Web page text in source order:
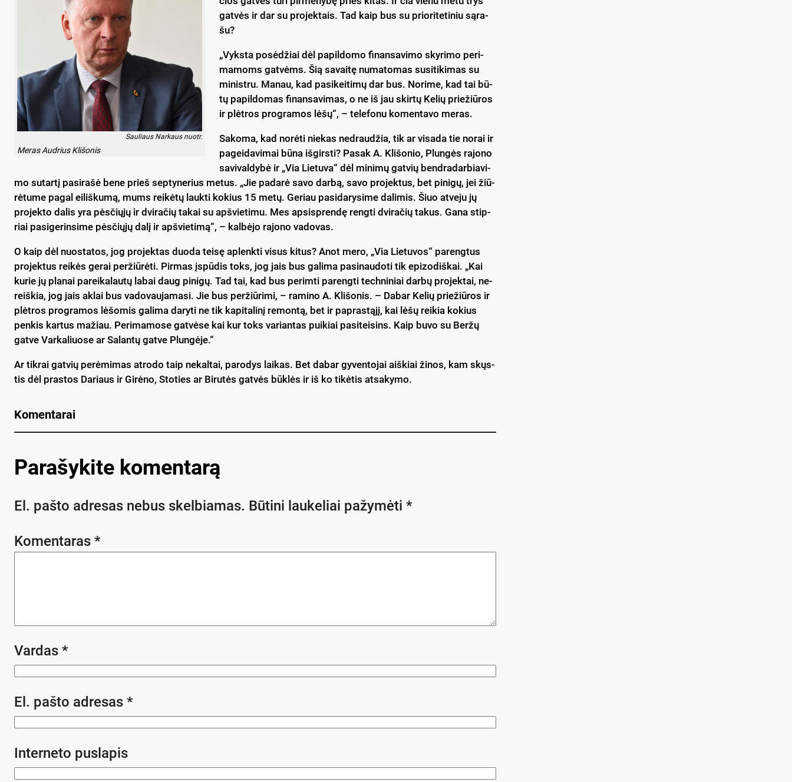
Sauliaus Narkaus nuotr.
Meras Audrius Klišonis
gat­vės ir dar su pro­jek­tais. Tad kaip bus su prio­ri­te­ti­niu są­ra­
šu?
„Vyks­ta po­sė­džiai dėl pa­pil­do­mo fi­nan­sa­vi­mo sky­ri­mo pe­ri­
ma­moms gat­vėms. Šią sa­vai­tę nu­ma­to­mas su­si­ti­ki­mas su
mi­nist­ru. Ma­nau, kad pa­si­kei­ti­mų dar bus. No­ri­me, kad tai bū­
tų pa­pil­do­mas fi­nan­sa­vi­mas, o ne iš jau skir­tų Ke­lių prie­žiū­ros
ir plėt­ros pro­gra­mos lė­šų“, – te­le­fo­nu ko­men­ta­vo me­ras.
Sa­ko­ma, kad no­rė­ti nie­kas ne­drau­džia, tik ar vi­sa­da tie no­rai ir
pa­gei­da­vi­mai bū­na iš­girs­ti? Pa­sak A. Kli­šo­nio, Plun­gės ra­jo­no
sa­vi­val­dy­bė ir „Via Lie­tu­va“ dėl mi­ni­mų gat­vių bend­ra­dar­bia­vi­
mo su­tar­tį pa­si­ra­šė be­ne prieš sep­ty­ne­rius me­tus. „Jie pa­da­rė sa­vo dar­bą, sa­vo pro­jek­tus, bet pi­ni­gų, jei žiū­
rė­tu­me pa­gal ei­liš­ku­mą, mums rei­kė­tų lauk­ti ko­kius 15 me­tų. Ge­riau pa­si­da­ry­si­me da­li­mis. Šiuo at­ve­ju jų
pro­jek­to da­lis yra pės­čių­jų ir dvi­ra­čių ta­kai su ap­švie­ti­mu. Mes ap­si­spren­dę reng­ti dvi­ra­čių ta­kus. Ga­na stip­
riai pa­si­ge­rin­si­me pės­čių­jų da­lį ir ap­švie­ti­mą“, – kal­bė­jo ra­jo­no va­do­vas.
O kaip dėl nuo­sta­tos, jog pro­jek­tas duo­da tei­sę ap­lenk­ti vi­sus ki­tus? Anot me­ro, „Via Lie­tu­vos“ pa­reng­tus
pro­jek­tus rei­kės ge­rai per­žiū­rė­ti. Pir­mas įspū­dis toks, jog jais bus ga­li­ma pa­si­nau­do­ti tik epi­zo­diš­kai. „Kai
ku­rie jų pla­nai pa­rei­ka­lau­tų la­bai daug pi­ni­gų. Tad tai, kad bus pe­rim­ti pa­reng­ti tech­ni­niai dar­bų pro­jek­tai, ne­
reiš­kia, jog jais ak­lai bus va­do­vau­ja­ma­si. Jie bus per­žiū­ri­mi, – ra­mi­no A. Kli­šo­nis. – Da­bar Ke­lių prie­žiū­ros ir
plėt­ros pro­gra­mos lė­šo­mis ga­li­ma da­ry­ti ne tik ka­pi­ta­li­nį re­mon­tą, bet ir pa­pras­tą­jį, kai lė­šų rei­kia ko­kius
pen­kis kar­tus ma­žiau. Pe­ri­ma­mo­se gat­vė­se kai kur toks va­rian­tas pui­kiai pa­si­tei­sins. Kaip bu­vo su Ber­žų
gat­ve Var­ka­liuo­se ar Sa­lan­tų gat­ve Plun­gė­je.“
Ar tik­rai gat­vių pe­rė­mi­mas at­ro­do taip ne­kal­tai, pa­ro­dys lai­kas. Bet da­bar gy­ven­to­jai aiš­kiai ži­nos, kam skųs­
tis dėl pra­stos Da­riaus ir Gi­rė­no, Sto­ties ar Bi­ru­tės gat­vės būk­lės ir iš ko ti­kė­tis at­sa­ky­mo.
Komentarai
Parašykite komentarą
El. pašto adresas nebus skelbiamas. Būtini laukeliai pažymėti *
Komentaras *
Vardas *
El. pašto adresas *
Interneto puslapis